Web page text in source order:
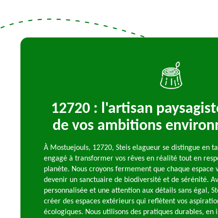
12720 : l'artisan
de vos ambitions
À Mostuejouls, 12720, Steis elagueur se distingue en
engagé à transformer vos rêves en réalité tout en
planète. Nous croyons fermement que chaque
devenir un sanctuaire de biodiversité et de sérénité.
personnalisée et une attention aux détails sans égal,
créer des espaces extérieurs qui reflètent vos
écologiques. Nous utilisons des pratiques durables,